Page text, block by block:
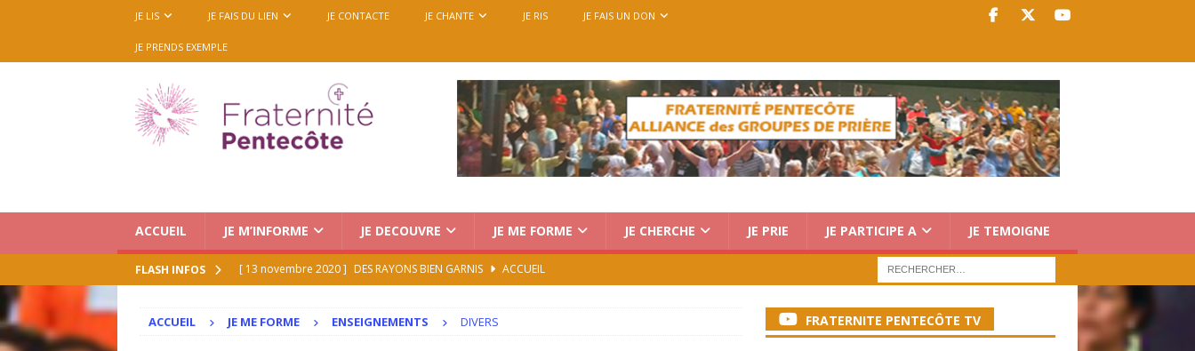
JE LIS JE FAIS DU LIEN JE CONTACTE JE CHANTE JE RIS JE FAIS UN DON
JE PRENDS EXEMPLE
ACCUEIL JE M’INFORME JE DECOUVRE JE ME FORME JE CHERCHE JE PRIE JE PARTICIPE A JE TEMOIGNE
FLASH INFOS [ 13 novembre 2020 ] DES RAYONS BIEN GARNIS
ACCUEIL
ACCUEIL
ACCUEIL JE ME FORME ENSEIGNEMENTS DIVERS FRATERNITE PENTECÔTE TV